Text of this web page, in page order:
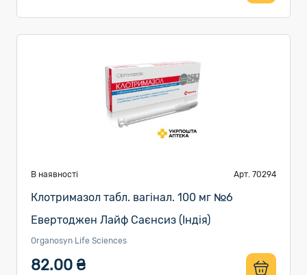
В наявності Арт. 70294
Клотримазол табл. вагінал. 100 мг №6
Евертоджен Лайф Саєнсиз (Індія)
Organosyn Life Sciences
82.00 ₴